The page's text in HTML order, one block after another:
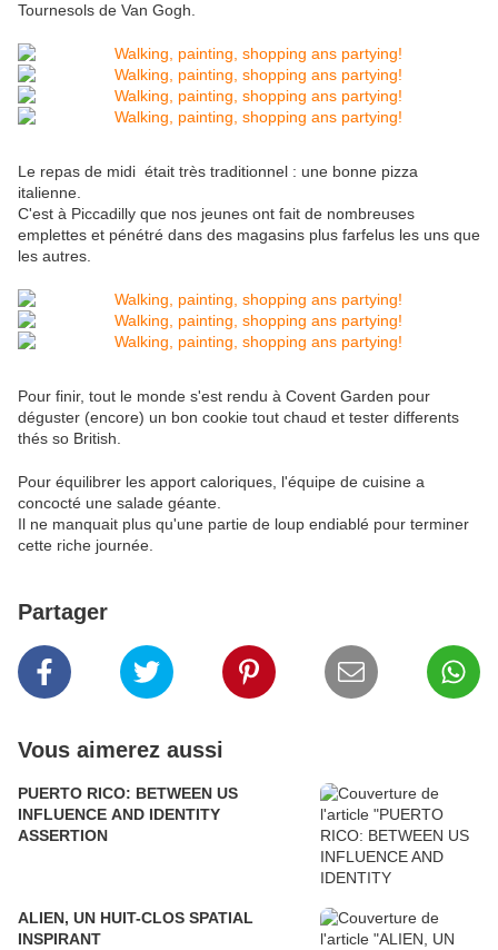
Tournesols de Van Gogh.
Le repas de midi était très traditionnel : une bonne pizza
italienne.
C'est à Piccadilly que nos jeunes ont fait de nombreuses
emplettes et pénétré dans des magasins plus farfelus les uns que
les autres.
Pour finir, tout le monde s'est rendu à Covent Garden pour
déguster (encore) un bon cookie tout chaud et tester differents
thés so British.
Pour équilibrer les apport caloriques, l'équipe de cuisine a
concocté une salade géante.
Il ne manquait plus qu'une partie de loup endiablé pour terminer
cette riche journée.
Partager
Vous aimerez aussi
PUERTO RICO: BETWEEN US
INFLUENCE AND IDENTITY
ASSERTION
ALIEN, UN HUIT-CLOS SPATIAL
INSPIRANT